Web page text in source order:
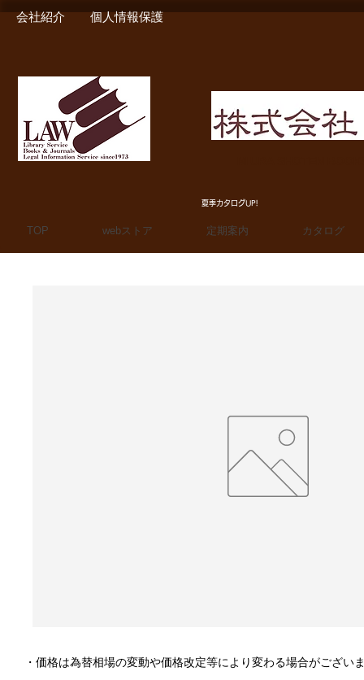
会社紹介 個人情報保護
夏季カタログUP!
TOP webストア 定期案内 カタログ
・価格は為替相場の変動や価格改定等により変わる場合がござい